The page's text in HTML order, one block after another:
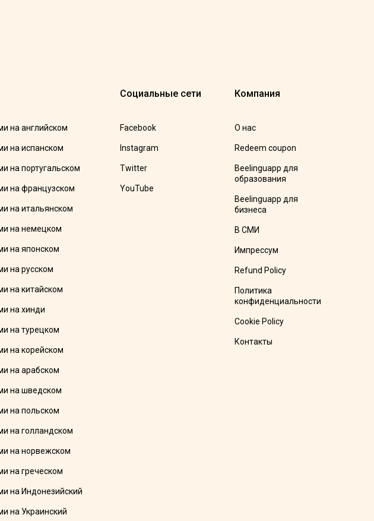
на английском
на испанском
на португальском
на французском
на итальянском
на немецком
на японском
на русском
на китайском
на хинди
на турецком
на корейском
на арабском
на шведском
на польском
на голландском
на норвежском
на греческом
на Индонезийский
на Украинский
Социальные сети
Facebook
Instagram
Twitter
YouTube
Компания
О нас
Redeem coupon
Beelinguapp для
образования
Beelinguapp для
бизнеса
В СМИ
Импрессум
Refund Policy
Политика
конфиденциальности
Cookie Policy
Контакты